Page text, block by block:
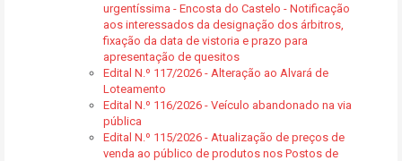
urgentíssima - Encosta do Castelo - Notificação
aos interessados da designação dos árbitros,
fixação da data de vistoria e prazo para
apresentação de quesitos
Edital N.º 117/2026 - Alteração ao Alvará de
Loteamento
Edital N.º 116/2026 - Veículo abandonado na via
pública
Edital N.º 115/2026 - Atualização de preços de
venda ao público de produtos nos Postos de